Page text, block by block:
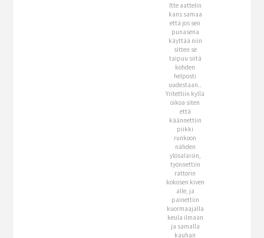
Itte aattelin
kans samaa
että jos sen
punasena
käyttää niin
sitten se
taipuu siitä
kohden
helposti
uudestaan..
Yritettiin kyllä
oikoa siten
että
käännettiin
piikki
runkoon
nähden
ylösalaisin,
työnnettiin
rattorin
kokosen kiven
alle, ja
painettiin
kuormaajalla
keula ilmaan
ja samalla
kauhan